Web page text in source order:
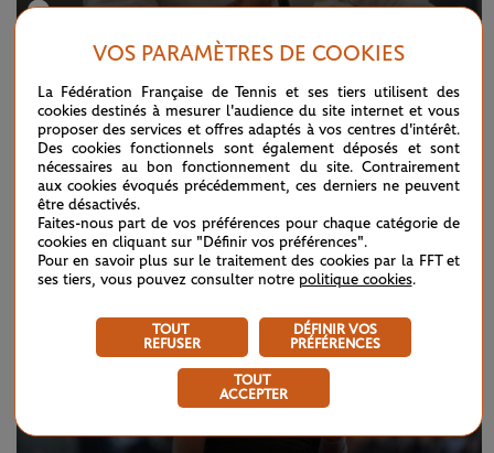
Roger Federer : "J'avais déjà les larmes aux
yeux..."
VOS PARAMÈTRES DE COOKIES
La Fédération Française de Tennis et ses tiers utilisent des
cookies destinés à mesurer l'audience du site internet et vous
proposer des services et offres adaptés à vos centres d'intérêt.
Des cookies fonctionnels sont également déposés et sont
nécessaires au bon fonctionnement du site. Contrairement
aux cookies évoqués précédemment, ces derniers ne peuvent
être désactivés.
Faites-nous part de vos préférences pour chaque catégorie de
cookies en cliquant sur "Définir vos préférences".
Pour en savoir plus sur le traitement des cookies par la FFT et
ses tiers, vous pouvez consulter notre politique cookies.
TOUT
REFUSER
DÉFINIR VOS
PRÉFÉRENCES
TOUT
ACCEPTER